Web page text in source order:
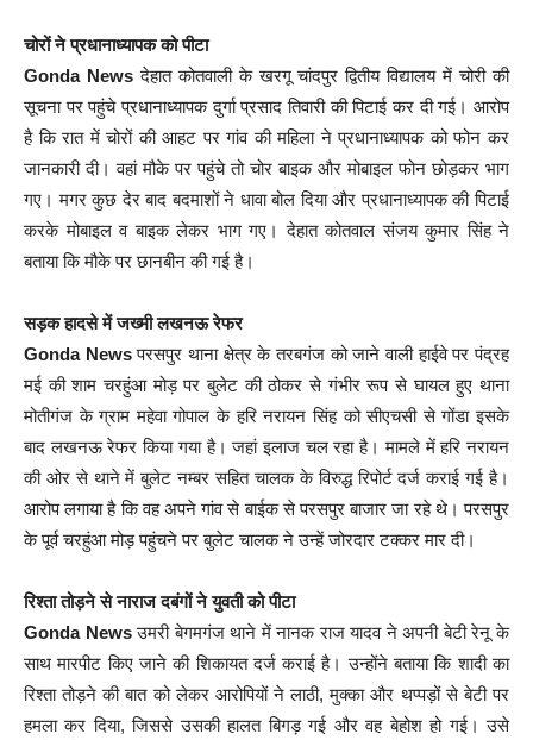
चोरों ने प्रधानाध्यापक को पीटा
Gonda Newsदेहात कोतवाली के खरगू चांदपुर द्वितीय विद्यालय में चोरी की
सूचना पर पहुंचे प्रधानाध्यापक दुर्गा प्रसाद तिवारी की पिटाई कर दी गई। आरोप
है कि रात में चोरों की आहट पर गांव की महिला ने प्रधानाध्यापक को फोन कर
जानकारी दी। वहां मौके पर पहुंचे तो चोर बाइक और मोबाइल फोन छोड़कर भाग
गए। मगर कुछ देर बाद बदमाशों ने धावा बोल दिया और प्रधानाध्यापक की पिटाई
करके मोबाइल व बाइक लेकर भाग गए। देहात कोतवाल संजय कुमार सिंह ने
बताया कि मौके पर छानबीन की गई है।
सड़क हादसे में जख्मी लखनऊ रेफर
Gonda Newsपरसपुर थाना क्षेत्र के तरबगंज को जाने वाली हाईवे पर पंद्रह
मई की शाम चरहुंआ मोड़ पर बुलेट की ठोकर से गंभीर रूप से घायल हुए थाना
मोतीगंज के ग्राम महेवा गोपाल के हरि नरायन सिंह को सीएचसी से गोंडा इसके
बाद लखनऊ रेफर किया गया है। जहां इलाज चल रहा है। मामले में हरि नरायन
की ओर से थाने में बुलेट नम्बर सहित चालक के विरुद्ध रिपोर्ट दर्ज कराई गई है।
आरोप लगाया है कि वह अपने गांव से बाईक से परसपुर बाजार जा रहे थे। परसपुर
के पूर्व चरहुंआ मोड़ पहुंचने पर बुलेट चालक ने उन्हें जोरदार टक्कर मार दी।
रिश्ता तोड़ने से नाराज दबंगों ने युवती को पीटा
Gonda Newsउमरी बेगमगंज थाने में नानक राज यादव ने अपनी बेटी रेनू के
साथ मारपीट किए जाने की शिकायत दर्ज कराई है। उन्होंने बताया कि शादी का
रिश्ता तोड़ने की बात को लेकर आरोपियों ने लाठी, मुक्का और थप्पड़ों से बेटी पर
हमला कर दिया, जिससे उसकी हालत बिगड़ गई और वह बेहोश हो गई। उसे